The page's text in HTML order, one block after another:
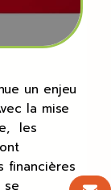
un enjeu
la mise
les
financières
se